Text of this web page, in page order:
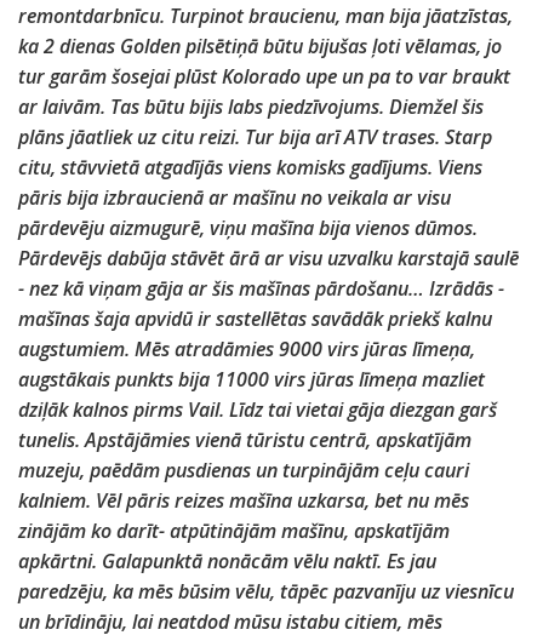
remontdarbnīcu. Turpinot braucienu, man bija jāatzīstas,
ka 2 dienas Golden pilsētiņā būtu bijušas ļoti vēlamas, jo
tur garām šosejai plūst Kolorado upe un pa to var braukt
ar laivām. Tas būtu bijis labs piedzīvojums. Diemžel šis
plāns jāatliek uz citu reizi. Tur bija arī ATV trases. Starp
citu, stāvvietā atgadījās viens komisks gadījums. Viens
pāris bija izbraucienā ar mašīnu no veikala ar visu
pārdevēju aizmugurē, viņu mašīna bija vienos dūmos.
Pārdevējs dabūja stāvēt ārā ar visu uzvalku karstajā saulē
- nez kā viņam gāja ar šis mašīnas pārdošanu… Izrādās -
mašīnas šaja apvidū ir sastellētas savādāk priekš kalnu
augstumiem. Mēs atradāmies 9000 virs jūras līmeņa,
augstākais punkts bija 11000 virs jūras līmeņa mazliet
dziļāk kalnos pirms Vail. Līdz tai vietai gāja diezgan garš
tunelis. Apstājāmies vienā tūristu centrā, apskatījām
muzeju, paēdām pusdienas un turpinājām ceļu cauri
kalniem. Vēl pāris reizes mašīna uzkarsa, bet nu mēs
zinājām ko darīt- atpūtinājām mašīnu, apskatījām
apkārtni. Galapunktā nonācām vēlu naktī. Es jau
paredzēju, ka mēs būsim vēlu, tāpēc pazvanīju uz viesnīcu
un brīdināju, lai neatdod mūsu istabu citiem, mēs